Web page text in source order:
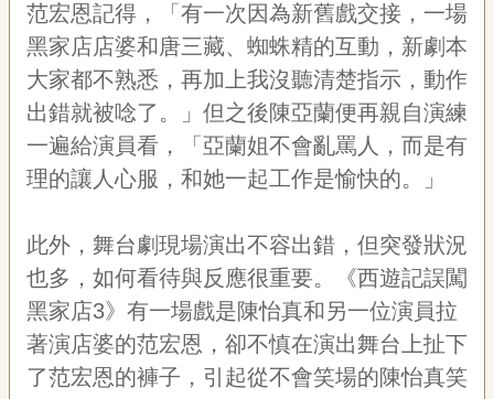
范宏恩記得，「有一次因為新舊戲交接，一場
黑家店店婆和唐三藏、蜘蛛精的互動，新劇本
大家都不熟悉，再加上我沒聽清楚指示，動作
出錯就被唸了。」但之後陳亞蘭便再親自演練
一遍給演員看，「亞蘭姐不會亂罵人，而是有
理的讓人心服，和她一起工作是愉快的。」
此外，舞台劇現場演出不容出錯，但突發狀況
也多，如何看待與反應很重要。《西遊記誤闖
黑家店3》有一場戲是陳怡真和另一位演員拉
著演店婆的范宏恩，卻不慎在演出舞台上扯下
了范宏恩的褲子，引起從不會笑場的陳怡真笑